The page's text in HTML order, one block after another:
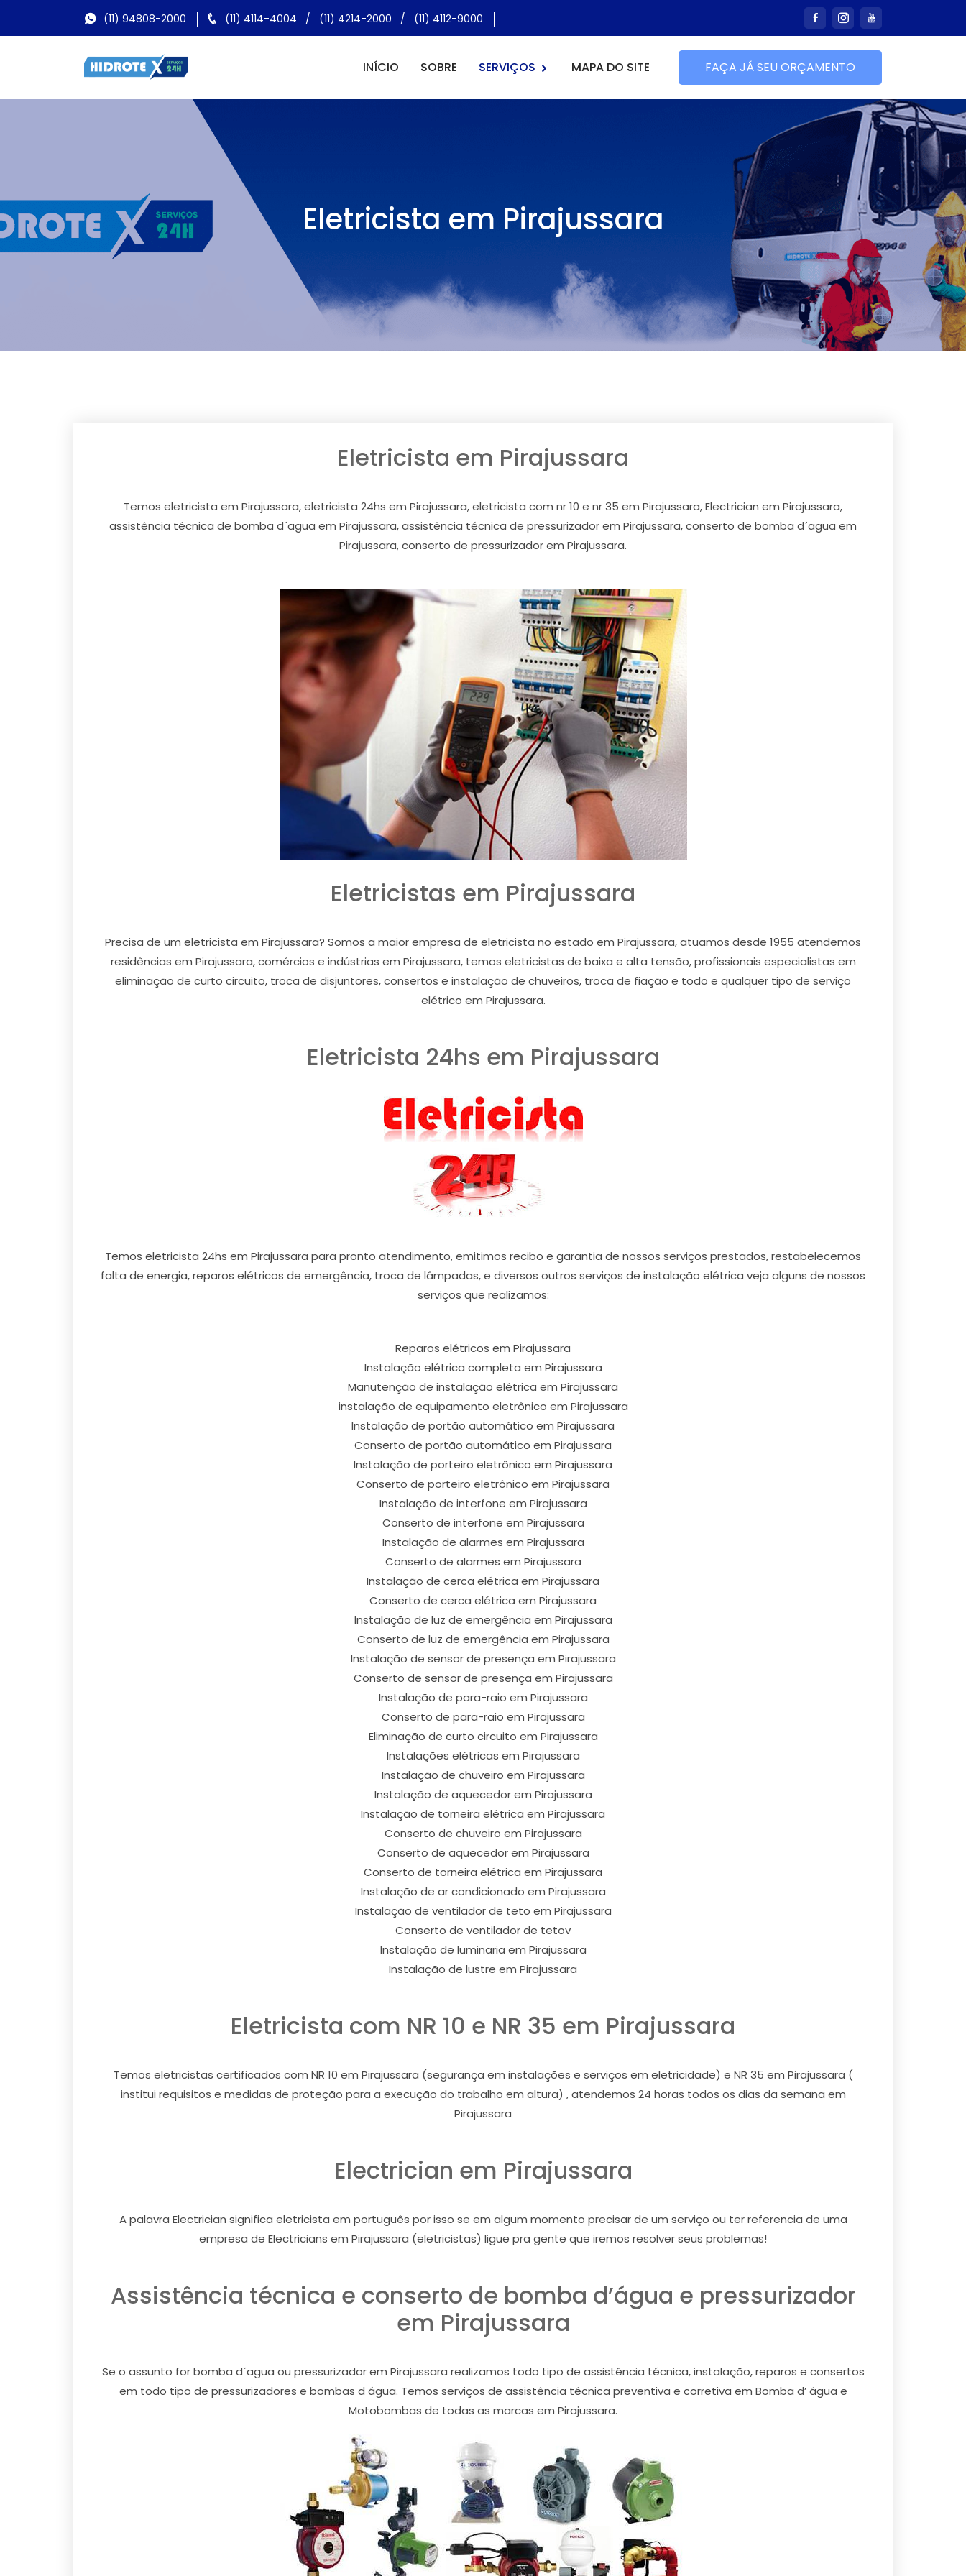
(11) 94808-2000 (11) 4114-4004 / (11) 4214-2000 / (11) 4112-9000
INÍCIO SOBRE SERVIÇOS MAPA DO SITE FAÇA JÁ SEU ORÇAMENTO
Eletricista em Pirajussara
Eletricista em Pirajussara
Temos eletricista em Pirajussara, eletricista 24hs em Pirajussara, eletricista com nr 10 e nr 35 em Pirajussara, Electrician em Pirajussara,
assistência técnica de bomba d´agua em Pirajussara, assistência técnica de pressurizador em Pirajussara, conserto de bomba d´agua em
Pirajussara, conserto de pressurizador em Pirajussara.
Eletricistas em Pirajussara
Precisa de um eletricista em Pirajussara? Somos a maior empresa de eletricista no estado em Pirajussara, atuamos desde 1955 atendemos
residências em Pirajussara, comércios e indústrias em Pirajussara, temos eletricistas de baixa e alta tensão, profissionais especialistas em
eliminação de curto circuito, troca de disjuntores, consertos e instalação de chuveiros, troca de fiação e todo e qualquer tipo de serviço
elétrico em Pirajussara.
Eletricista 24hs em Pirajussara
Temos eletricista 24hs em Pirajussara para pronto atendimento, emitimos recibo e garantia de nossos serviços prestados, restabelecemos
falta de energia, reparos elétricos de emergência, troca de lâmpadas, e diversos outros serviços de instalação elétrica veja alguns de nossos
serviços que realizamos:
Reparos elétricos em Pirajussara
Instalação elétrica completa em Pirajussara
Manutenção de instalação elétrica em Pirajussara
instalação de equipamento eletrônico em Pirajussara
Instalação de portão automático em Pirajussara
Conserto de portão automático em Pirajussara
Instalação de porteiro eletrônico em Pirajussara
Conserto de porteiro eletrônico em Pirajussara
Instalação de interfone em Pirajussara
Conserto de interfone em Pirajussara
Instalação de alarmes em Pirajussara
Conserto de alarmes em Pirajussara
Instalação de cerca elétrica em Pirajussara
Conserto de cerca elétrica em Pirajussara
Instalação de luz de emergência em Pirajussara
Conserto de luz de emergência em Pirajussara
Instalação de sensor de presença em Pirajussara
Conserto de sensor de presença em Pirajussara
Instalação de para-raio em Pirajussara
Conserto de para-raio em Pirajussara
Eliminação de curto circuito em Pirajussara
Instalações elétricas em Pirajussara
Instalação de chuveiro em Pirajussara
Instalação de aquecedor em Pirajussara
Instalação de torneira elétrica em Pirajussara
Conserto de chuveiro em Pirajussara
Conserto de aquecedor em Pirajussara
Conserto de torneira elétrica em Pirajussara
Instalação de ar condicionado em Pirajussara
Instalação de ventilador de teto em Pirajussara
Conserto de ventilador de tetov
Instalação de luminaria em Pirajussara
Instalação de lustre em Pirajussara
Eletricista com NR 10 e NR 35 em Pirajussara
Temos eletricistas certificados com NR 10 em Pirajussara (segurança em instalações e serviços em eletricidade) e NR 35 em Pirajussara (
institui requisitos e medidas de proteção para a execução do trabalho em altura) , atendemos 24 horas todos os dias da semana em
Pirajussara
Electrician em Pirajussara
A palavra Electrician significa eletricista em português por isso se em algum momento precisar de um serviço ou ter referencia de uma
empresa de Electricians em Pirajussara (eletricistas) ligue pra gente que iremos resolver seus problemas!
Assistência técnica e conserto de bomba d’água e pressurizador
em Pirajussara
Se o assunto for bomba d´agua ou pressurizador em Pirajussara realizamos todo tipo de assistência técnica, instalação, reparos e consertos
em todo tipo de pressurizadores e bombas d água. Temos serviços de assistência técnica preventiva e corretiva em Bomba d’ água e
Motobombas de todas as marcas em Pirajussara.